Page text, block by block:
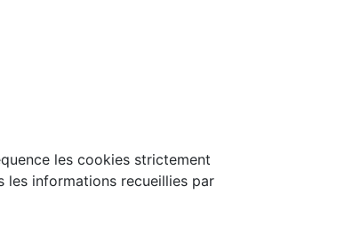
les cookies strictement
les informations recueillies par